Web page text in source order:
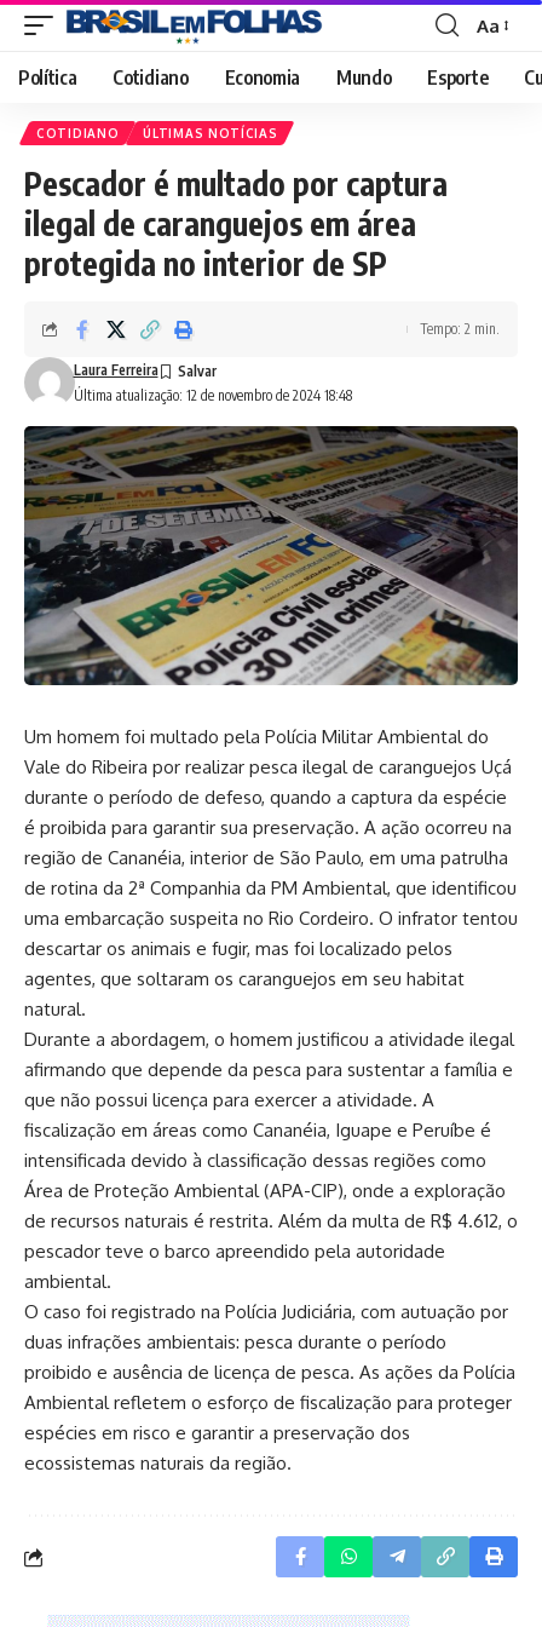
Font
Resizer
Aa
Política Cotidiano Economia Mundo Esporte
COTIDIANO ÚLTIMAS NOTÍCIAS
Pescador é multado por captura
ilegal de caranguejos em área
protegida no interior de SP
Última atualização: 12 de novembro de 2024 18:48
Laura Ferreira
Tempo: 2 min.
Um homem foi multado pela Polícia Militar Ambiental do
Vale do Ribeira por realizar pesca ilegal de caranguejos Uçá
durante o período de defeso, quando a captura da espécie
é proibida para garantir sua preservação. A ação ocorreu na
região de Cananéia, interior de São Paulo, em uma patrulha
de rotina da 2ª Companhia da PM Ambiental, que identificou
uma embarcação suspeita no Rio Cordeiro. O infrator tentou
descartar os animais e fugir, mas foi localizado pelos
agentes, que soltaram os caranguejos em seu habitat
natural.
Durante a abordagem, o homem justificou a atividade ilegal
afirmando que depende da pesca para sustentar a família e
que não possui licença para exercer a atividade. A
fiscalização em áreas como Cananéia, Iguape e Peruíbe é
intensificada devido à classificação dessas regiões como
Área de Proteção Ambiental (APA-CIP), onde a exploração
de recursos naturais é restrita. Além da multa de R$ 4.612, o
pescador teve o barco apreendido pela autoridade
ambiental.
O caso foi registrado na Polícia Judiciária, com autuação por
duas infrações ambientais: pesca durante o período
proibido e ausência de licença de pesca. As ações da Polícia
Ambiental refletem o esforço de fiscalização para proteger
espécies em risco e garantir a preservação dos
ecossistemas naturais da região.